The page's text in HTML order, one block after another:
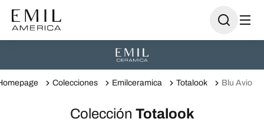
Colecciones Emilceramica Totalook Blu Avio
Colección Totalook